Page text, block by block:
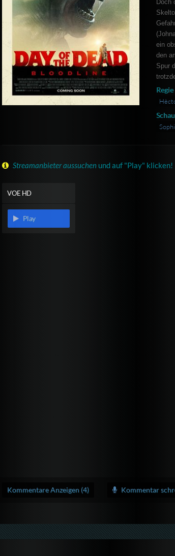
Doch
ein
den
Spur
Regie
Streamanbieter aussuchen und auf "Play" klicken!
VOE HD
Play
Kommentare Anzeigen (4) Kommentar